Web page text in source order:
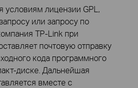
условиям лицензии GPL,
или запросу по
TP-Link при
почтовую отправку
кода программного
диске. Дальнейшая
вместе с